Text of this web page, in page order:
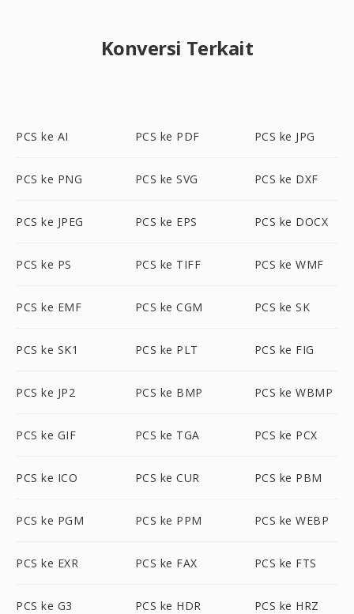
Konversi Terkait
PCS ke AI PCS ke PDF PCS ke JPG
PCS ke PNG PCS ke SVG PCS ke DXF
PCS ke JPEG PCS ke EPS PCS ke DOCX
PCS ke PS PCS ke TIFF PCS ke WMF
PCS ke EMF PCS ke CGM PCS ke SK
PCS ke SK1 PCS ke PLT PCS ke FIG
PCS ke JP2 PCS ke BMP PCS ke WBMP
PCS ke GIF PCS ke TGA PCS ke PCX
PCS ke ICO PCS ke CUR PCS ke PBM
PCS ke PGM PCS ke PPM PCS ke WEBP
PCS ke EXR PCS ke FAX PCS ke FTS
PCS ke G3 PCS ke HDR PCS ke HRZ